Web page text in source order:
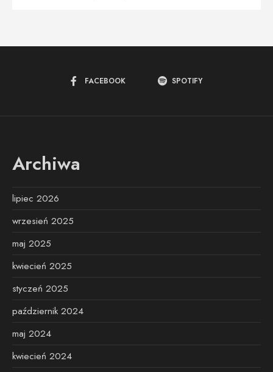
FACEBOOK SPOTIFY
Archiwa
lipiec 2026
wrzesień 2025
maj 2025
kwiecień 2025
styczeń 2025
październik 2024
maj 2024
kwiecień 2024